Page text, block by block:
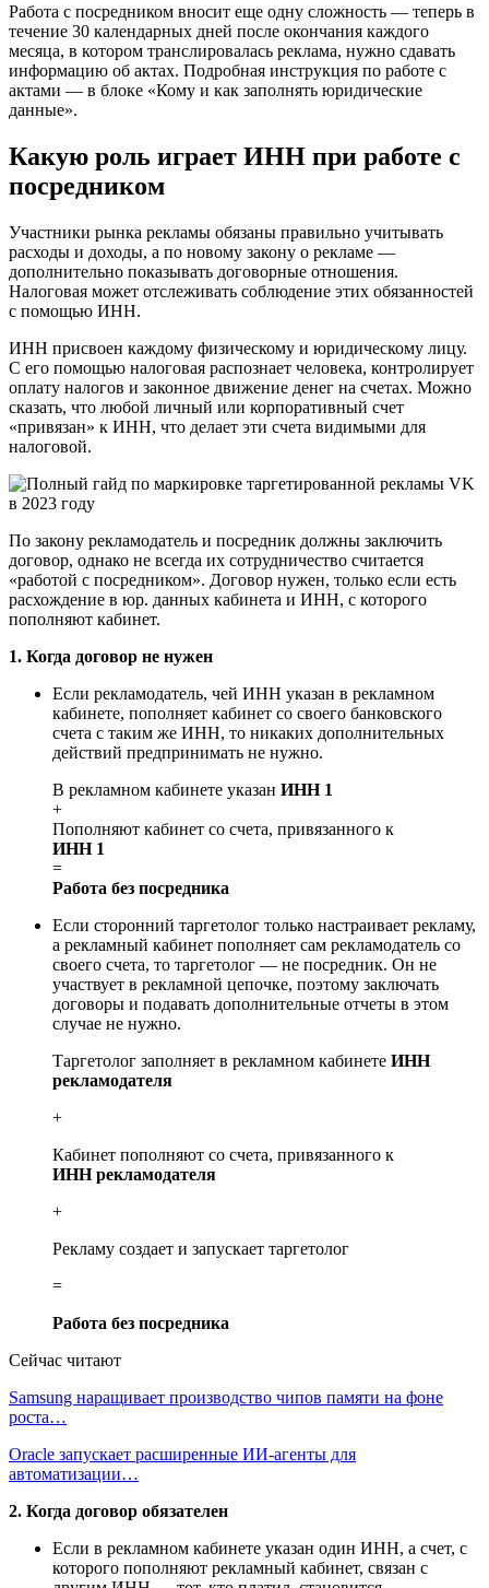
Работа с посредником вносит еще одну сложность — теперь в
течение 30 календарных дней после окончания каждого
месяца, в котором транслировалась реклама, нужно сдавать
информацию об актах. Подробная инструкция по работе с
актами — в блоке «Кому и как заполнять юридические
данные».
Какую роль играет ИНН при работе с
посредником
Участники рынка рекламы обязаны правильно учитывать
расходы и доходы, а по новому закону о рекламе —
дополнительно показывать договорные отношения.
Налоговая может отслеживать соблюдение этих обязанностей
с помощью ИНН.
ИНН присвоен каждому физическому и юридическому лицу.
С его помощью налоговая распознает человека, контролирует
оплату налогов и законное движение денег на счетах. Можно
сказать, что любой личный или корпоративный счет
«привязан» к ИНН, что делает эти счета видимыми для
налоговой.
По закону рекламодатель и посредник должны заключить
договор, однако не всегда их сотрудничество считается
«работой с посредником». Договор нужен, только если есть
расхождение в юр. данных кабинета и ИНН, с которого
пополняют кабинет.
1. Когда договор не нужен
Если рекламодатель, чей ИНН указан в рекламном
кабинете, пополняет кабинет со своего банковского
счета с таким же ИНН, то никаких дополнительных
действий предпринимать не нужно.
В рекламном кабинете указан ИНН 1
+
Пополняют кабинет со счета, привязанного к
ИНН 1
=
Работа без посредника
Если сторонний таргетолог только настраивает рекламу,
а рекламный кабинет пополняет сам рекламодатель со
своего счета, то таргетолог — не посредник. Он не
участвует в рекламной цепочке, поэтому заключать
договоры и подавать дополнительные отчеты в этом
случае не нужно.
Таргетолог заполняет в рекламном кабинете ИНН
рекламодателя
+
Кабинет пополняют со счета, привязанного к
ИНН рекламодателя
+
Рекламу создает и запускает таргетолог
=
Работа без посредника
Сейчас читают
Samsung наращивает производство чипов памяти на фоне
роста…
Oracle запускает расширенные ИИ‑агенты для
автоматизации…
2. Когда договор обязателен
Если в рекламном кабинете указан один ИНН, а счет, с
которого пополняют рекламный кабинет, связан с